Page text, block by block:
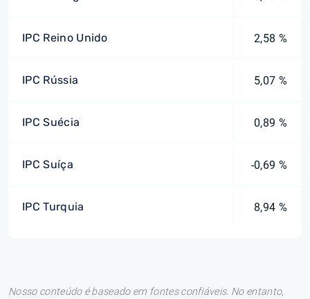
IPC Reino Unido 2,58 %
IPC Rússia 5,07 %
IPC Suécia 0,89 %
IPC Suíça -0,69 %
IPC Turquia 8,94 %
Nosso conteúdo é baseado em fontes confiáveis. No entanto,